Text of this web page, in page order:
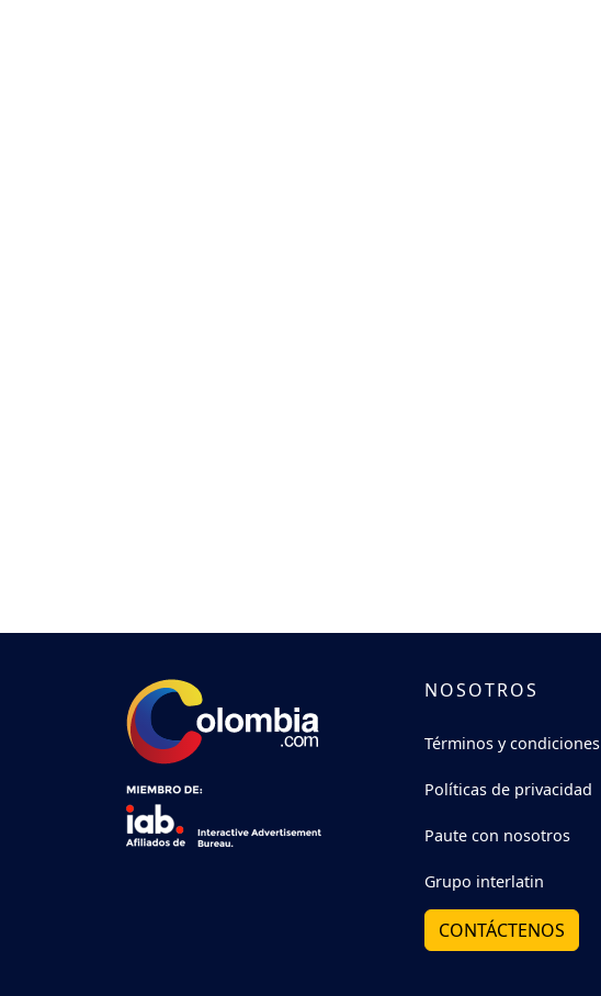
NOSOTROS
Términos y condiciones
Políticas de privacidad
Paute con nosotros
Grupo interlatin
CONTÁCTENOS